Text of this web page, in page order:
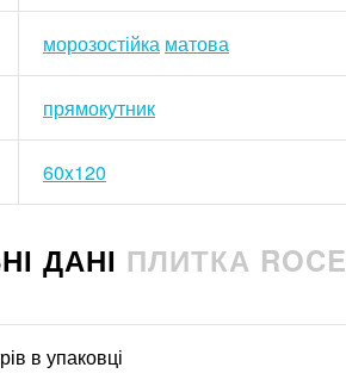
морозостійка матова
прямокутник
60x120
ДАНІ ПЛИТКА
в упаковці